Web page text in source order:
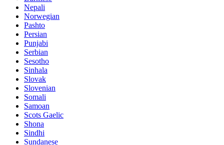
Nepali
Norwegian
Pashto
Persian
Punjabi
Serbian
Sesotho
Sinhala
Slovak
Slovenian
Somali
Samoan
Scots Gaelic
Shona
Sindhi
Sundanese